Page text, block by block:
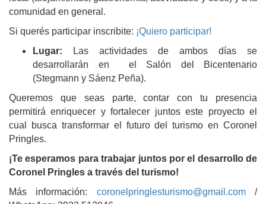
comunidad en general.
Si querés participar inscribite: ¡Quiero participar!
Lugar:
Las actividades de ambos días se
desarrollarán en el Salón del Bicentenario
(Stegmann y Sáenz Peña).
Queremos que seas parte, contar con tu presencia
permitirá enriquecer y fortalecer juntos este proyecto el
cual busca transformar el futuro del turismo en Coronel
Pringles.
¡Te esperamos para trabajar juntos por el desarrollo de
Coronel Pringles a través del turismo!
Más información: coronelpringlesturismo@gmail.com/